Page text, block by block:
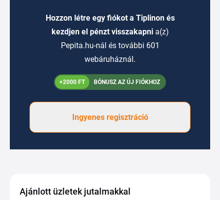
Hozzon létre egy fiókot a Tiplinon és
kezdjen el pénzt visszakapni a(z)
Pepita.hu-nál és további 601
webáruháznál.
+2000 FT BÓNUSZ AZ ÚJ FIÓKHOZ
Ingyenes regisztráció
Ajánlott üzletek jutalmakkal